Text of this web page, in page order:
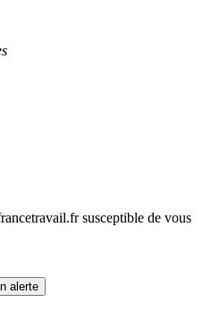
susceptible de vous
alerte